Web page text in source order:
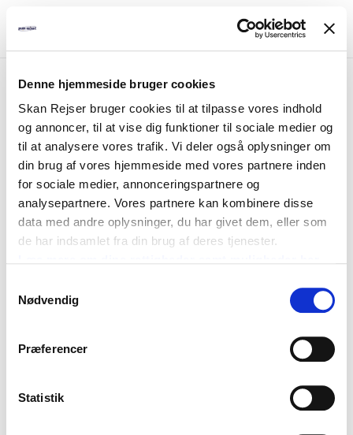
Denne hjemmeside bruger cookies
Skan Rejser bruger cookies til at tilpasse vores indhold
og annoncer, til at vise dig funktioner til sociale medier og
til at analysere vores trafik. Vi deler også oplysninger om
din brug af vores hjemmeside med vores partnere inden
for sociale medier, annonceringspartnere og
analysepartnere. Vores partnere kan kombinere disse
data med andre oplysninger, du har givet dem, eller som
de har indsamlet fra din brug af deres tjenester.
Nødvendig
Præferencer
Statistik
Fejl
Pakken kan ikke bookes